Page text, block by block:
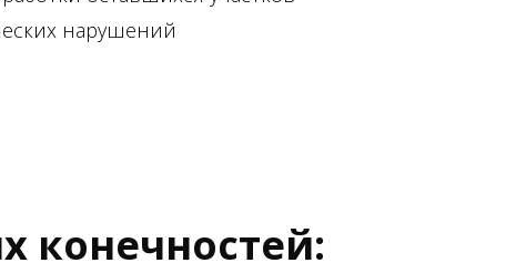
нарушений
конечностей: